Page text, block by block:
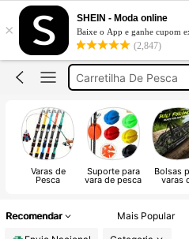
×
SHEIN - Moda online
Baixe o App e ganhe cupom
(2,847)
Pescaria
Vara De Pesca
Vara De Pesca
Carretilha De Pesca
Pescaria
Vara De Pesca
Varas de
Pesca
Suporte para
vara de pesca
Bolsas
varas
Recomendar Mais Popular